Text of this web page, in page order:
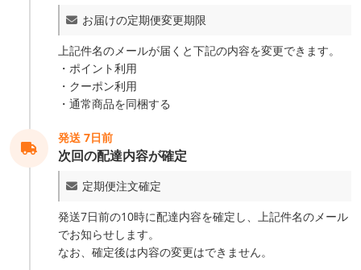
お届けの定期便変更期限
上記件名のメールが届くと下記の内容を変更できます。
ポイント利用
クーポン利用
通常商品を同梱する
発送 7日前
次回の配達内容が確定
定期便注文確定
発送7日前の10時に配達内容を確定し、上記件名のメール
でお知らせします。
なお、確定後は内容の変更はできません。